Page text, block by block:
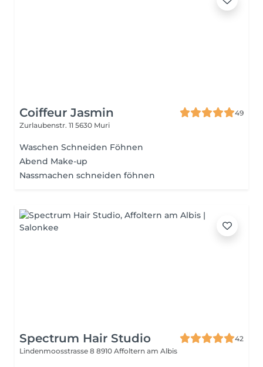
Coiffeur Jasmin
49
Zurlaubenstr. 11 5630 Muri
Waschen Schneiden Föhnen
Abend Make-up
Nassmachen schneiden föhnen
Spectrum Hair Studio
42
Lindenmoosstrasse 8 8910 Affoltern am Albis